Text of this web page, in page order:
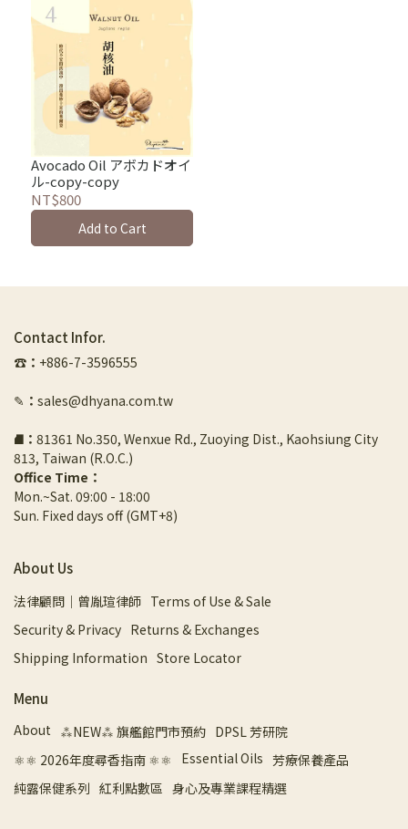
Avocado Oil アボカドオイ
ル-copy-copy
NT$800
Add to Cart
Contact Infor.
☎︎ ： +886-7-3596555
✎ ： sales@dhyana.com.tw
⛘ ： 81361 No.350, Wenxue Rd., Zuoying Dist., Kaohsiung City
813, Taiwan (R.O.C.)
Office Time：
Mon.~Sat. 09:00 - 18:00
Sun. Fixed days off (GMT+8)
About Us
法律顧問｜曾胤瑄律師 Terms of Use & Sale
Security & Privacy Returns & Exchanges
Shipping Information Store Locator
Menu
About ⁂NEW⁂ 旗艦館門市預約 DPSL 芳研院
⚛︎⚛︎ 2026年度尋香指南 ⚛︎⚛︎
Essential Oils 芳療保養產品
純露保健系列 紅利點數區 身心及專業課程精選